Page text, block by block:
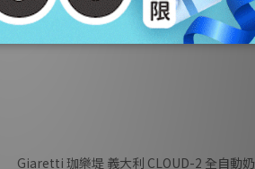
Giaretti 珈樂堤 義大利 CLOUD-2 全自動奶